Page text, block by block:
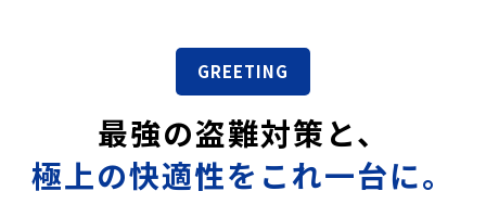
GREETING
最強の盗難対策と、
極上の快適性をこれ一台に。